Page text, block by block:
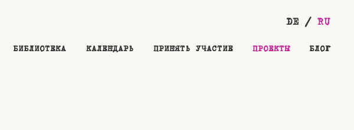
DE RU
БИБЛИОТЕКА КАЛЕНДАРЬ ПРИНЯТЬ УЧАСТИЕ ПРОЕКТЫ БЛОГ